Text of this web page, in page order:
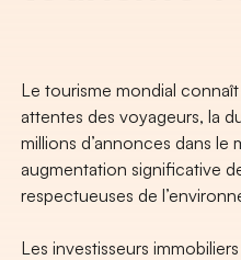
Le tourisme mondial
attentes des voyageurs, la
millions d’annonces dans
augmentation significative
respectueuses de
Les investisseurs